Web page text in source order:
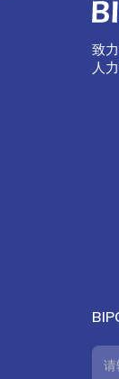
致
人